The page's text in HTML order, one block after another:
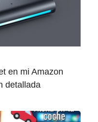
en mi Amazon
detallada